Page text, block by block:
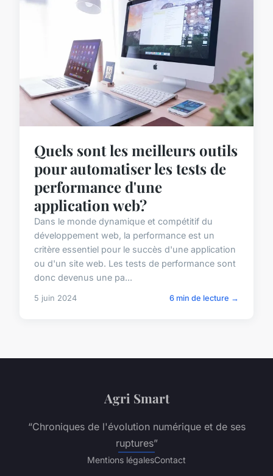
Quels sont les meilleurs outils
pour automatiser les tests de
performance d'une
application web?
Dans le monde dynamique et compétitif du
développement web, la performance est un
critère essentiel pour le succès d'une application
ou d'un site web. Les tests de performance sont
donc devenus une pa...
5 juin 2024 6 min de lecture →
Agri Smart
“Chroniques de l'évolution numérique et de ses
ruptures”
Mentions légalesContact